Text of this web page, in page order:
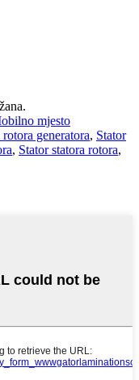
mjesto
rotora generatora, Stator
, Stator statora rotora,